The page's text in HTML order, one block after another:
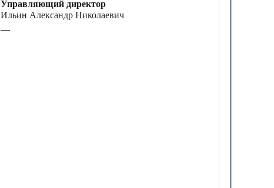
Управляющий директор
Ильин Александр Николаевич